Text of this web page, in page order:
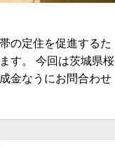
の定住を促進するた
す。 今回は茨城県桜
金なうにお問合わせ